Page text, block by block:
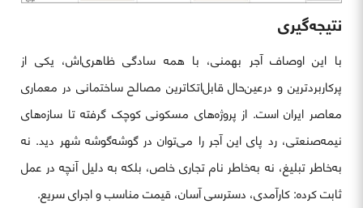
نتیجه‌گیری
با این اوصاف آجر بهمنی، با همه سادگی ظاهری‌اش، یکی از
پرکاربردترین و درعین‌حال قابل‌اتکاترین مصالح ساختمانی در معماری
معاصر ایران است. از پروژه‌های مسکونی کوچک گرفته تا سازه‌های
نیمه‌صنعتی، رد پای این آجر را می‌توان در گوشه‌گوشه شهر دید. نه
به‌خاطر تبلیغ، نه به‌خاطر نام تجاری خاص، بلکه به دلیل آنچه در عمل
ثابت کرده: کارآمدی، دسترسی آسان، قیمت مناسب و اجرای سریع.